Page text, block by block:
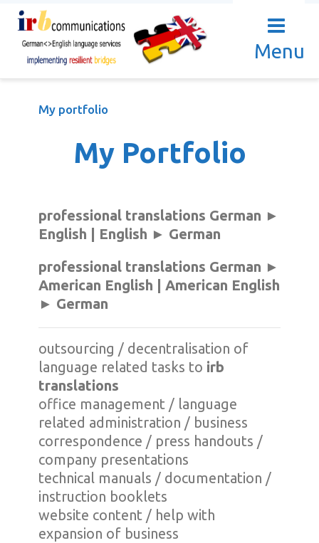
Menu
My portfolio
My Portfolio
professional translations German ►
English | English ► German
professional translations German ►
American English | American English
► German
outsourcing / decentralisation of
language related tasks to irb
translations
office management / language
related administration / business
correspondence / press handouts /
company presentations
technical manuals / documentation /
instruction booklets
website content / help with
expansion of business